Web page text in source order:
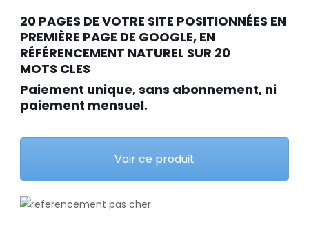
20 PAGES DE VOTRE SITE POSITIONNÉES EN
PREMIÈRE PAGE DE GOOGLE, EN
RÉFÉRENCEMENT NATUREL SUR 20
MOTS CLES
Paiement unique, sans abonnement, ni
paiement mensuel.
Voir ce produit